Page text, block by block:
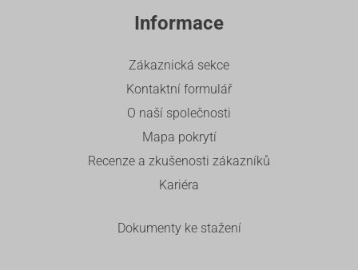
Informace
Zákaznická sekce
Kontaktní formulář
O naší společnosti
Mapa pokrytí
Recenze a zkušenosti zákazníků
Kariéra
Dokumenty ke stažení